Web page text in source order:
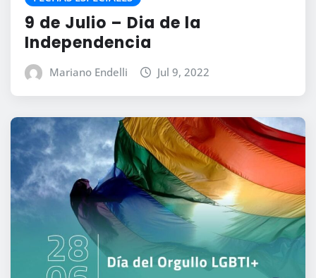
9 de Julio – Dia de la
Independencia
Mariano Endelli Jul 9, 2022